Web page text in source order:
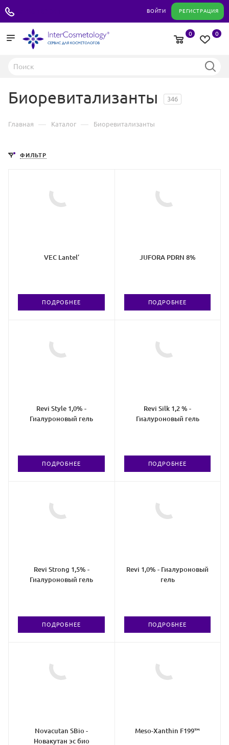
ВОЙТИ РЕГИСТРАЦИЯ
0
0
Биоревитализанты 346
Главная — Каталог — Биоревитализанты
ФИЛЬТР
VEC Lantel’
ПОДРОБНЕЕ
JUFORA PDRN 8%
ПОДРОБНЕЕ
Revi Style 1,0% -
Гиалуроновый гель
ПОДРОБНЕЕ
Revi Silk 1,2 % -
Гиалуроновый гель
ПОДРОБНЕЕ
Revi Strong 1,5% -
Гиалуроновый гель
ПОДРОБНЕЕ
Revi 1,0% - Гиалуроновый
гель
ПОДРОБНЕЕ
Novacutan SBio -
Новакутан эс био
Meso-Xanthin F199™